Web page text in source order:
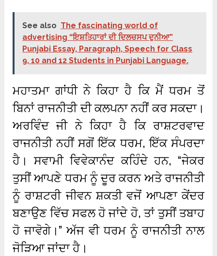
See also The fascinating world of
advertising “ਇਸ਼ਤਿਹਾਰਾਂ ਦੀ ਦਿਲਚਸਪ ਦੁਨੀਆ”
Punjabi Essay, Paragraph, Speech for Class
9, 10 and 12 Students in Punjabi Language.
ਮਹਾਤਮਾ ਗਾਂਧੀ ਨੇ ਕਿਹਾ ਹੈ ਕਿ ਮੈਂ ਧਰਮ ਤੋਂ
ਬਿਨਾਂ ਰਾਜਨੀਤੀ ਦੀ ਕਲਪਨਾ ਨਹੀਂ ਕਰ ਸਕਦਾ।
ਅਰਵਿੰਦ ਜੀ ਨੇ ਕਿਹਾ ਹੈ ਕਿ ਰਾਸ਼ਟਰਵਾਦ
ਰਾਜਨੀਤੀ ਨਹੀਂ ਸਗੋਂ ਇੱਕ ਧਰਮ, ਇੱਕ ਸੰਪਰਦਾ
ਹੈ। ਸਵਾਮੀ ਵਿਵੇਕਾਨੰਦ ਕਹਿੰਦੇ ਹਨ, “ਜੇਕਰ
ਤੁਸੀਂ ਆਪਣੇ ਧਰਮ ਨੂੰ ਦੂਰ ਕਰਨ ਅਤੇ ਰਾਜਨੀਤੀ
ਨੂੰ ਰਾਸ਼ਟਰੀ ਜੀਵਨ ਸ਼ਕਤੀ ਵਜੋਂ ਆਪਣਾ ਕੇਂਦਰ
ਬਣਾਉਣ ਵਿੱਚ ਸਫਲ ਹੋ ਜਾਂਦੇ ਹੋ, ਤਾਂ ਤੁਸੀਂ ਤਬਾਹ
ਹੋ ਜਾਵੋਗੇ।” ਅੱਜ ਵੀ ਧਰਮ ਨੂੰ ਰਾਜਨੀਤੀ ਨਾਲ
ਜੋੜਿਆ ਜਾਂਦਾ ਹੈ।